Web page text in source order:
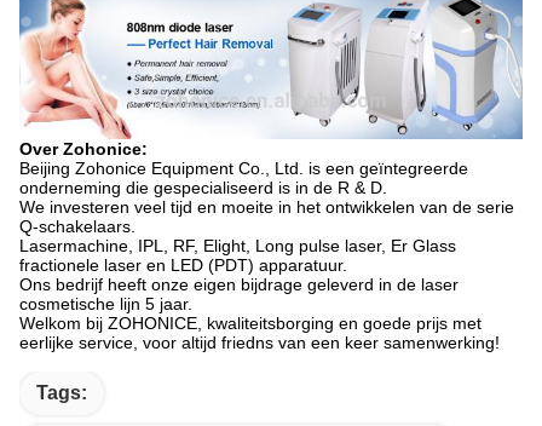
Over Zohonice:
Beijing Zohonice Equipment Co., Ltd. is een geïntegreerde
onderneming die gespecialiseerd is in de R & D.
We investeren veel tijd en moeite in het ontwikkelen van de serie
Q-schakelaars.
Lasermachine, IPL, RF, Elight, Long pulse laser, Er Glass
fractionele laser en LED (PDT) apparatuur.
Ons bedrijf heeft onze eigen bijdrage geleverd in de laser
cosmetische lijn 5 jaar.
Welkom bij ZOHONICE, kwaliteitsborging en goede prijs met
eerlijke service, voor altijd friedns van een keer samenwerking!
Tags: